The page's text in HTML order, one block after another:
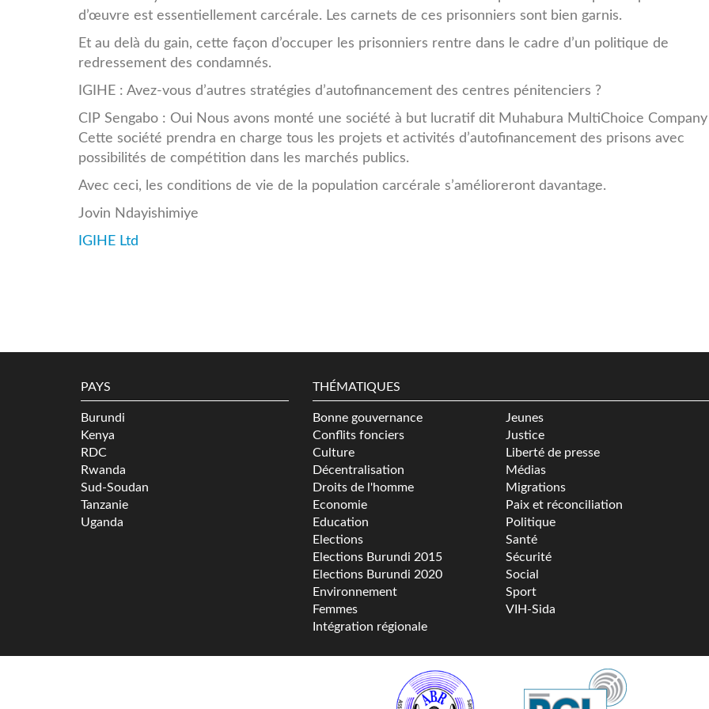
d’œuvre est essentiellement carcérale. Les carnets de ces prisonniers sont bien garnis.
Et au delà du gain, cette façon d’occuper les prisonniers rentre dans le cadre d’un politique de
redressement des condamnés.
IGIHE : Avez-vous d’autres stratégies d’autofinancement des centres pénitenciers ?
CIP Sengabo : Oui Nous avons monté une société à but lucratif dit Muhabura MultiChoice Company
Cette société prendra en charge tous les projets et activités d’autofinancement des prisons avec
possibilités de compétition dans les marchés publics.
Avec ceci, les conditions de vie de la population carcérale s’amélioreront davantage.
Jovin Ndayishimiye
IGIHE Ltd
PAYS
Burundi
Kenya
RDC
Rwanda
Sud-Soudan
Tanzanie
Uganda
THÉMATIQUES
Bonne gouvernance
Conflits fonciers
Culture
Décentralisation
Droits de l'homme
Economie
Education
Elections
Elections Burundi 2015
Elections Burundi 2020
Environnement
Femmes
Intégration régionale
Jeunes
Justice
Liberté de presse
Médias
Migrations
Paix et réconciliation
Politique
Santé
Sécurité
Social
Sport
VIH-Sida